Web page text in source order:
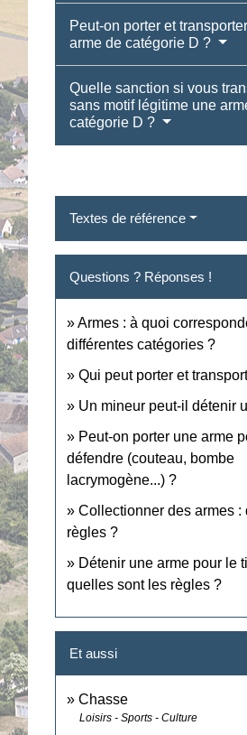
Peut-on porter et
arme de catégorie D ?
Quelle sanction si vous
sans motif légitime une
catégorie D ?
Textes de référence
Questions ? Réponses !
Armes : à quoi
différentes catégories ?
Qui peut porter et
Un mineur peut-il détenir
Peut-on porter une arme
défendre (couteau, bombe
lacrymogène...) ?
Collectionner des armes :
règles ?
Détenir une arme pour le
quelles sont les règles ?
Et aussi
Chasse
Loisirs - Sports - Culture